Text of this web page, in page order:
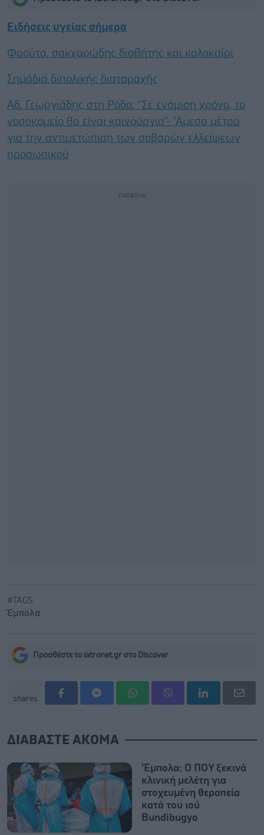
Ειδήσεις υγείας σήμερα
Φρούτα, σακχαρώδης διαβήτης και καλοκαίρι
Σημάδια διπολικής διαταραχής
Αδ. Γεωργιάδης στη Ρόδο: ''Σε ενάμιση χρόνο, το
νοσοκομείο θα είναι καινούργιο''- 'Αμεσα μέτρα
για την αντιμετώπιση των σοβαρών ελλείψεων
προσωπικού
#TAGS
Έμπολα
Προσθέστε το iatronet.gr στο Discover
shares
ΔΙΑΒΑΣΤΕ ΑΚΟΜΑ
'Εμπολα: Ο ΠΟΥ ξεκινά
κλινική μελέτη για
στοχευμένη θεραπεία
κατά του ιού
Bundibugyo